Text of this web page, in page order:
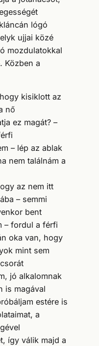
lógó
ujjai közé
mozdulatokkal
Közben a
kisiklott az
nő
ez magát? –
– lép az ablak
nem találnám a
az nem itt
– semmi
bent
– fordul a férfi
oka van, hogy
mint sem
jó alkalomnak
is magával
estére is
a
így válik majd a